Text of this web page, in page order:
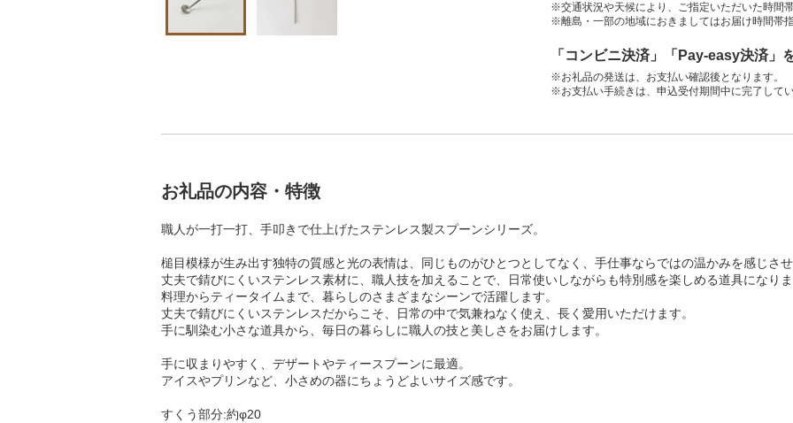
※交通状況や天候により、ご指定いただいた時間
※離島・一部の地域におきましてはお届け時間帯
「コンビニ決済」「Pay-easy決済」
※お礼品の発送は、お支払い確認後となります。
※お支払い手続きは、申込受付期間中に完了して
お礼品の内容・特徴
職人が一打一打、手叩きで仕上げたステンレス製スプーンシリーズ。
槌目模様が生み出す独特の質感と光の表情は、同じものがひとつとしてなく、手仕事ならではの温かみを感じさ
丈夫で錆びにくいステンレス素材に、職人技を加えることで、日常使いしながらも特別感を楽しめる道具になり
料理からティータイムまで、暮らしのさまざまなシーンで活躍します。
丈夫で錆びにくいステンレスだからこそ、日常の中で気兼ねなく使え、長く愛用いただけます。
手に馴染む小さな道具から、毎日の暮らしに職人の技と美しさをお届けします。
手に収まりやすく、デザートやティースプーンに最適。
アイスやプリンなど、小さめの器にちょうどよいサイズ感です。
すくう部分:約φ20